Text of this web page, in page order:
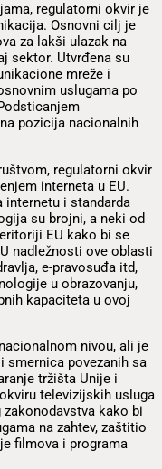
regulatorni okvir je
Osnovni cilj je
za lakši ulazak na
sektor. Utvrđena su
mreže i
uslugama po
pozicija nacionalnih
regulatorni okvir
interneta u EU.
i standarda
su brojni, a neki od
EU kako bi se
nadležnosti ove oblasti
e-pravosuđa itd,
u obrazovanju,
kapaciteta u ovoj
nivou, ali je
smernica povezanih sa
tržišta Unije i
televizijskih usluga
kako bi
na zahtev, zaštitio
filmova i programa